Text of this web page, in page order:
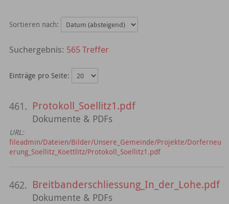
Sortieren nach:
565 Treffer
Einträge pro Seite:
461. Protokoll_Soellitz1.pdf
Dokumente & PDFs
URL:
fileadmin/Dateien/Bilder/Unsere_Gemeinde/Projekte/Dorferneu
erung_Soellitz_Koettlitz/Protokoll_Soellitz1.pdf
462. Breitbanderschliessung_In_der_Lohe.pdf
Dokumente & PDFs